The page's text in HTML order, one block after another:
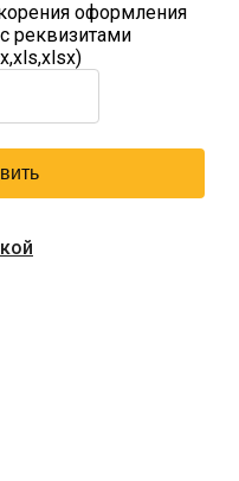
оформления
реквизитами